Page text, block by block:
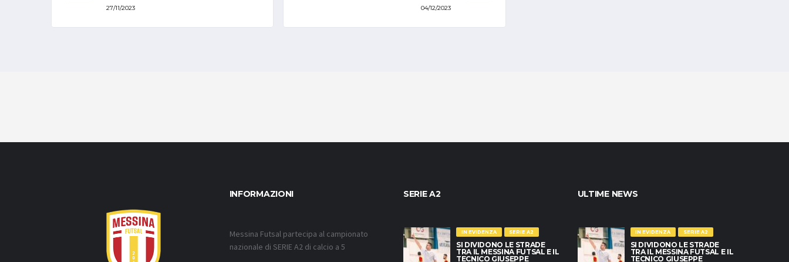
27/11/2023 04/12/2023
INFORMAZIONI
Messina Futsal partecipa al campionato
nazionale di SERIE A2 di calcio a 5
SERIE A2
IN EVIDENZA SERIE A2
SI DIVIDONO LE STRADE
TRA IL MESSINA FUTSAL E IL
TECNICO GIUSEPPE
ULTIME NEWS
IN EVIDENZA SERIE A2
SI DIVIDONO LE STRADE
TRA IL MESSINA FUTSAL E IL
TECNICO GIUSEPPE